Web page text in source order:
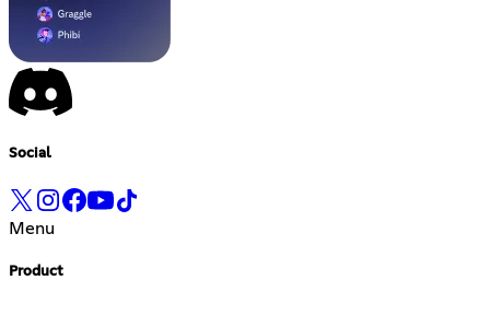
Social
Menu
Product